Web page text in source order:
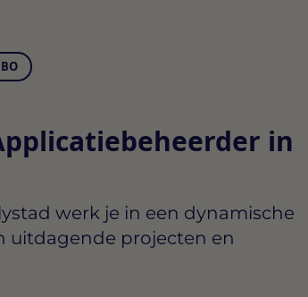
in
werk je in een dynamische
uitdagende projecten en